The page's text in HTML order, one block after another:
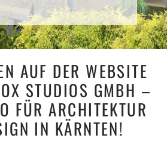
AUF DER WEBSITE
STUDIOS GMBH –
FÜR ARCHITEKTUR
IN KÄRNTEN!